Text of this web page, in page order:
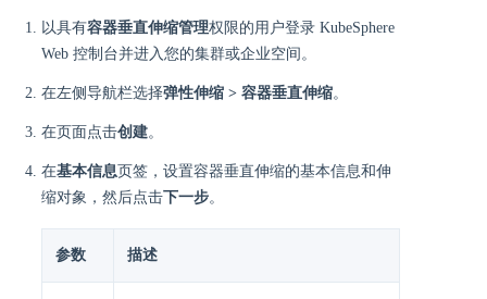
以具有容器垂直伸缩管理权限的用户登录 KubeSphere
Web 控制台并进入您的集群或企业空间。
在左侧导航栏选择弹性伸缩 > 容器垂直伸缩。
在页面点击创建。
在基本信息页签，设置容器垂直伸缩的基本信息和伸
缩对象，然后点击下一步。
参数 描述